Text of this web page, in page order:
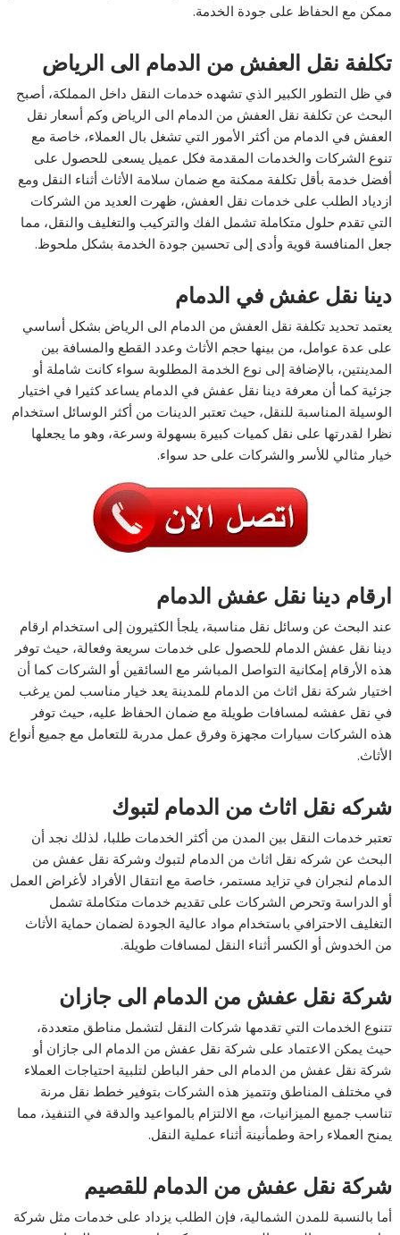
ممكن مع الحفاظ على جودة الخدمة.
تكلفة نقل العفش من الدمام الى الرياض
في ظل التطور الكبير الذي تشهده خدمات النقل داخل المملكة، أصبح
البحث عن تكلفة نقل العفش من الدمام الى الرياض وكم أسعار نقل
العفش في الدمام من أكثر الأمور التي تشغل بال العملاء، خاصة مع
تنوع الشركات والخدمات المقدمة فكل عميل يسعى للحصول على
أفضل خدمة بأقل تكلفة ممكنة مع ضمان سلامة الأثاث أثناء النقل ومع
ازدياد الطلب على خدمات نقل العفش، ظهرت العديد من الشركات
التي تقدم حلول متكاملة تشمل الفك والتركيب والتغليف والنقل، مما
جعل المنافسة قوية وأدى إلى تحسين جودة الخدمة بشكل ملحوظ.
دينا نقل عفش في الدمام
يعتمد تحديد تكلفة نقل العفش من الدمام الى الرياض بشكل أساسي
على عدة عوامل، من بينها حجم الأثاث وعدد القطع والمسافة بين
المدينتين، بالإضافة إلى نوع الخدمة المطلوبة سواء كانت شاملة أو
جزئية كما أن معرفة دينا نقل عفش في الدمام يساعد كثيرا في اختيار
الوسيلة المناسبة للنقل، حيث تعتبر الدينات من أكثر الوسائل استخدام
نظرا لقدرتها على نقل كميات كبيرة بسهولة وسرعة، وهو ما يجعلها
خيار مثالي للأسر والشركات على حد سواء.
ارقام دينا نقل عفش الدمام
عند البحث عن وسائل نقل مناسبة، يلجأ الكثيرون إلى استخدام ارقام
دينا نقل عفش الدمام للحصول على خدمات سريعة وفعالة، حيث توفر
هذه الأرقام إمكانية التواصل المباشر مع السائقين أو الشركات كما أن
اختيار شركة نقل اثاث من الدمام للمدينة يعد خيار مناسب لمن يرغب
في نقل عفشه لمسافات طويلة مع ضمان الحفاظ عليه، حيث توفر
هذه الشركات سيارات مجهزة وفرق عمل مدربة للتعامل مع جميع أنواع
الأثاث.
شركه نقل اثاث من الدمام لتبوك
تعتبر خدمات النقل بين المدن من أكثر الخدمات طلبا، لذلك نجد أن
البحث عن شركه نقل اثاث من الدمام لتبوك وشركة نقل عفش من
الدمام لنجران في تزايد مستمر، خاصة مع انتقال الأفراد لأغراض العمل
أو الدراسة وتحرص الشركات على تقديم خدمات متكاملة تشمل
التغليف الاحترافي باستخدام مواد عالية الجودة لضمان حماية الأثاث
من الخدوش أو الكسر أثناء النقل لمسافات طويلة.
شركة نقل عفش من الدمام الى جازان
تتنوع الخدمات التي تقدمها شركات النقل لتشمل مناطق متعددة،
حيث يمكن الاعتماد على شركة نقل عفش من الدمام الى جازان أو
شركة نقل عفش من الدمام الى حفر الباطن لتلبية احتياجات العملاء
في مختلف المناطق وتتميز هذه الشركات بتوفير خطط نقل مرنة
تناسب جميع الميزانيات، مع الالتزام بالمواعيد والدقة في التنفيذ، مما
يمنح العملاء راحة وطمأنينة أثناء عملية النقل.
شركة نقل عفش من الدمام للقصيم
أما بالنسبة للمدن الشمالية، فإن الطلب يزداد على خدمات مثل شركة